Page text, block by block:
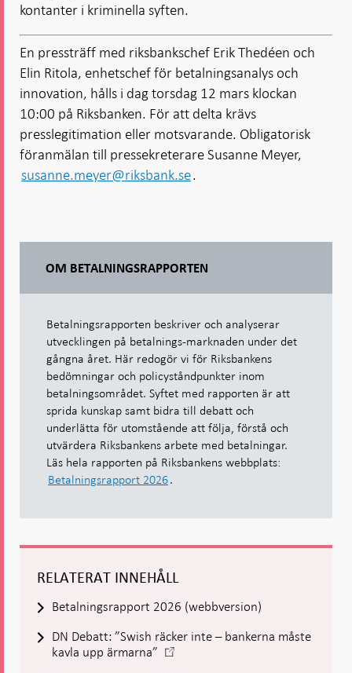
kontanter i kriminella syften.
En pressträff med riksbankschef Erik Thedéen och
Elin Ritola, enhetschef för betalningsanalys och
innovation, hålls i dag torsdag 12 mars klockan
10:00 på Riksbanken. För att delta krävs
presslegitimation eller motsvarande. Obligatorisk
föranmälan till pressekreterare Susanne Meyer,
susanne.meyer@riksbank.se.
OM BETALNINGSRAPPORTEN
Betalningsrapporten beskriver och analyserar
utvecklingen på betalnings-marknaden under det
gångna året. Här redogör vi för Riksbankens
bedömningar och policyståndpunkter inom
betalningsområdet. Syftet med rapporten är att
sprida kunskap samt bidra till debatt och
underlätta för utomstående att följa, förstå och
utvärdera Riksbankens arbete med betalningar.
Läs hela rapporten på Riksbankens webbplats:
Betalningsrapport 2026.
RELATERAT INNEHÅLL
Betalningsrapport 2026 (webbversion)
DN Debatt: ”Swish räcker inte – bankerna måste
kavla upp ärmarna”